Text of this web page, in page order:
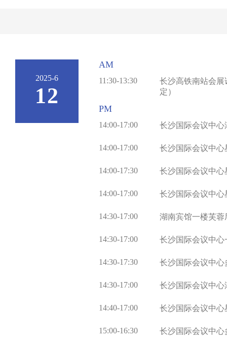
2025-6
12
AM
11:30-13:30
长沙高铁南站会
定）
PM
14:00-17:00 长沙国际会议中心
14:00-17:00 长沙国际会议中心
14:00-17:30 长沙国际会议中心
14:00-17:00 长沙国际会议中心
14:30-17:00 湖南宾馆一楼芙蓉
14:30-17:00 长沙国际会议中心
14:30-17:30 长沙国际会议中心
14:30-17:00 长沙国际会议中心
14:40-17:00 长沙国际会议中心
15:00-16:30 长沙国际会议中心